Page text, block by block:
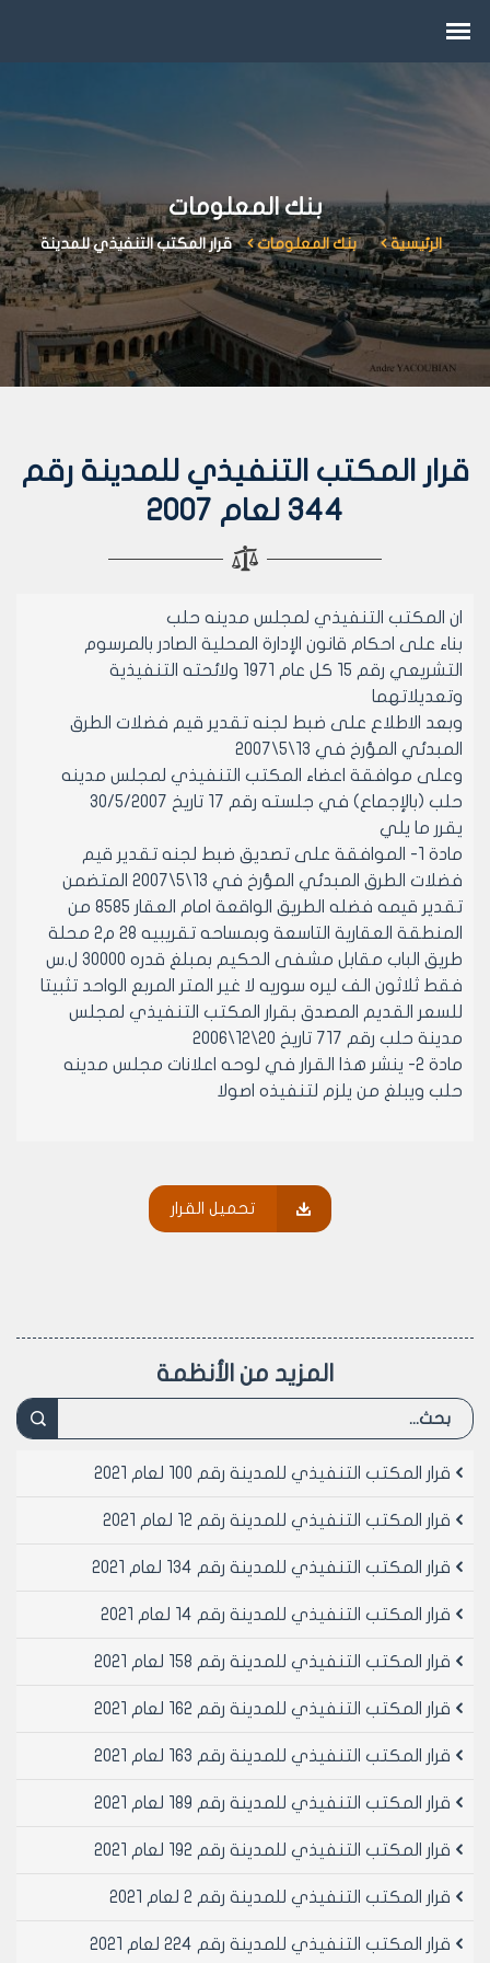
بنك المعلومات
الرئيسية بنك المعلومات قرار المكتب التنفيذي للمدينة
قرار المكتب التنفيذي للمدينة رقم
344 لعام 2007
ان المكتب التنفيذي لمجلس مدينه حلب
بناء على احكام قانون الإدارة المحلية الصادر بالمرسوم
التشريعي رقم 15 كل عام 1971 ولائحته التنفيذية
وتعديلاتهما
وبعد الاطلاع على ضبط لجنه تقدير قيم فضلات الطرق
المبدئي المؤرخ في 13\5\2007
وعلى موافقة اعضاء المكتب التنفيذي لمجلس مدينه
حلب (بالإجماع) في جلسته رقم 17 تاريخ 30/5/2007
يقرر ما يلي
مادة 1- الموافقة على تصديق ضبط لجنه تقدير قيم
فضلات الطرق المبدئي المؤرخ في 13\5\2007 المتضمن
تقدير قيمه فضله الطريق الواقعة امام العقار 8585 من
المنطقة العقارية التاسعة وبمساحه تقريبيه 28 م2 محلة
طريق الباب مقابل مشفى الحكيم بمبلغ قدره 30000 ل.س
فقط ثلاثون الف ليره سوريه لا غير المتر المربع الواحد تثبيتا
للسعر القديم المصدق بقرار المكتب التنفيذي لمجلس
مدينة حلب رقم 717 تاريخ 20\12\2006
مادة 2- ينشر هذا القرار في لوحه اعلانات مجلس مدينه
حلب ويبلغ من يلزم لتنفيذه اصولا
حلب
الدكتور المهندس معن الشبلي
تحميل القرار
المزيد من الأنظمة
قرار المكتب التنفيذي للمدينة رقم 100 لعام 2021
قرار المكتب التنفيذي للمدينة رقم 12 لعام 2021
قرار المكتب التنفيذي للمدينة رقم 134 لعام 2021
قرار المكتب التنفيذي للمدينة رقم 14 لعام 2021
قرار المكتب التنفيذي للمدينة رقم 158 لعام 2021
قرار المكتب التنفيذي للمدينة رقم 162 لعام 2021
قرار المكتب التنفيذي للمدينة رقم 163 لعام 2021
قرار المكتب التنفيذي للمدينة رقم 189 لعام 2021
قرار المكتب التنفيذي للمدينة رقم 192 لعام 2021
قرار المكتب التنفيذي للمدينة رقم 2 لعام 2021
قرار المكتب التنفيذي للمدينة رقم 224 لعام 2021